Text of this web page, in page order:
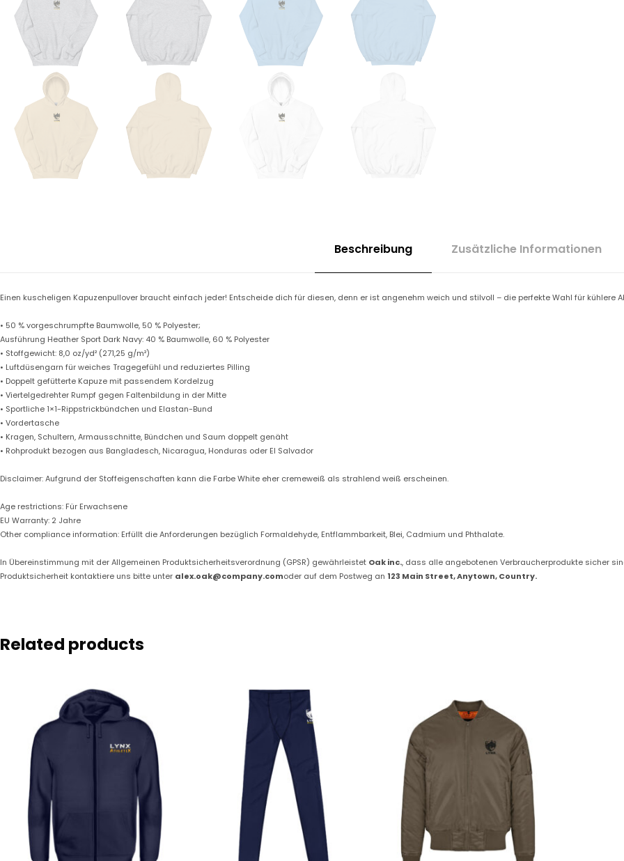
Beschreibung Zusätzliche Informationen
Einen kuscheligen Kapuzenpullover braucht einfach jeder! Entscheide dich für diesen, denn er ist angenehm weich und stilvoll – die perfekte Wahl für kühlere
• 50 % vorgeschrumpfte Baumwolle, 50 % Polyester;
Ausführung Heather Sport Dark Navy: 40 % Baumwolle, 60 % Polyester
• Stoffgewicht: 8,0 oz/yd² (271,25 g/m²)
• Luftdüsengarn für weiches Tragegefühl und reduziertes Pilling
• Doppelt gefütterte Kapuze mit passendem Kordelzug
• Viertelgedrehter Rumpf gegen Faltenbildung in der Mitte
• Sportliche 1×1-Rippstrickbündchen und Elastan-Bund
• Vordertasche
• Kragen, Schultern, Armausschnitte, Bündchen und Saum doppelt genäht
• Rohprodukt bezogen aus Bangladesch, Nicaragua, Honduras oder El Salvador
Disclaimer: Aufgrund der Stoffeigenschaften kann die Farbe White eher cremeweiß als strahlend weiß erscheinen.
Age restrictions: Für Erwachsene
EU Warranty: 2 Jahre
Other compliance information: Erfüllt die Anforderungen bezüglich Formaldehyde, Entflammbarkeit, Blei, Cadmium und Phthalate.
In Übereinstimmung mit der Allgemeinen Produktsicherheitsverordnung (GPSR) gewährleistet Oak inc., dass alle angebotenen Verbraucherprodukte sicher
Produktsicherheit kontaktiere uns bitte unter alex.oak@company.comoder auf dem Postweg an 123 Main Street, Anytown, Country.
Related products